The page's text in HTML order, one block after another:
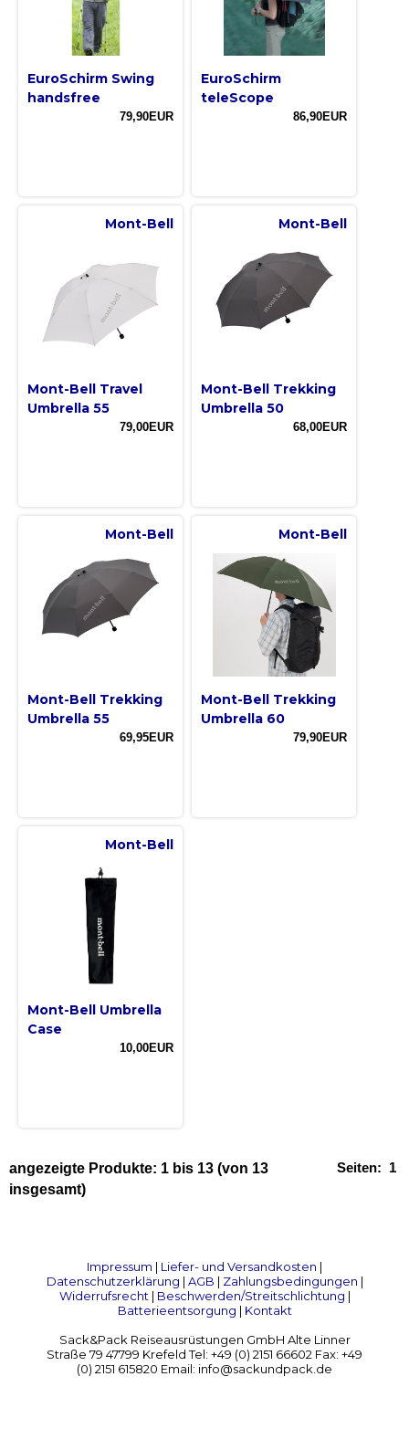
EuroSchirm Swing
handsfree
79,90EUR
EuroSchirm
teleScope
86,90EUR
Mont-Bell
Mont-Bell Travel
Umbrella 55
79,00EUR
Mont-Bell
Mont-Bell Trekking
Umbrella 50
68,00EUR
Mont-Bell
Mont-Bell Trekking
Umbrella 55
69,95EUR
Mont-Bell
Mont-Bell Trekking
Umbrella 60
79,90EUR
Mont-Bell
Mont-Bell Umbrella
Case
10,00EUR
Seiten: 1
angezeigte Produkte: 1 bis 13 (von 13
insgesamt)
Impressum | Liefer- und Versandkosten |
Datenschutzerklärung | AGB | Zahlungsbedingungen |
Widerrufsrecht| Beschwerden/Streitschlichtung |
Batterieentsorgung | Kontakt
Sack&Pack Reiseausrüstungen GmbH Alte Linner
Straße 79 47799 Krefeld Tel: +49 (0) 2151 66602 Fax: +49
(0) 2151 615820 Email: info@sackundpack.de